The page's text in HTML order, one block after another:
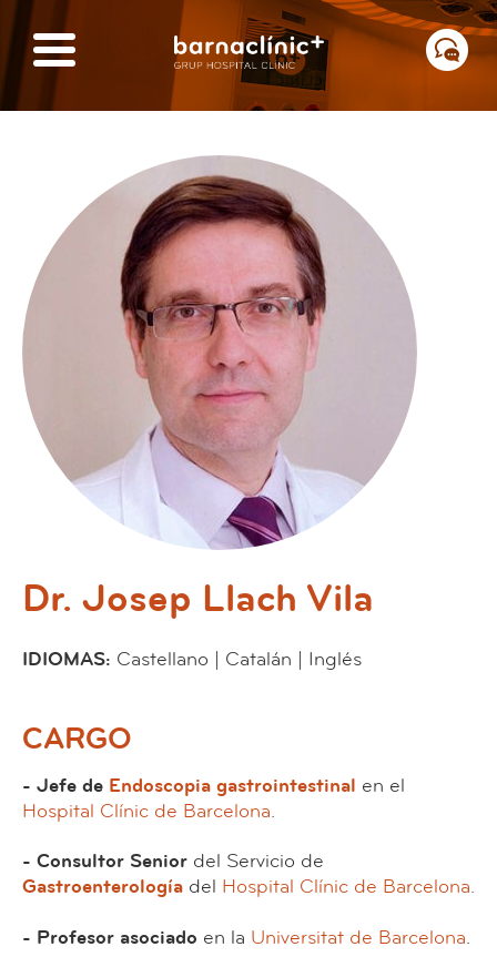
Dr. Josep Llach Vila
IDIOMAS: Castellano | Catalán | Inglés
CARGO
- Jefe de Endoscopia gastrointestinal en el
Hospital Clínic de Barcelona.
- Consultor Senior del Servicio de
Gastroenterología del Hospital Clínic de Barcelona.
- Profesor asociado en la Universitat de Barcelona.